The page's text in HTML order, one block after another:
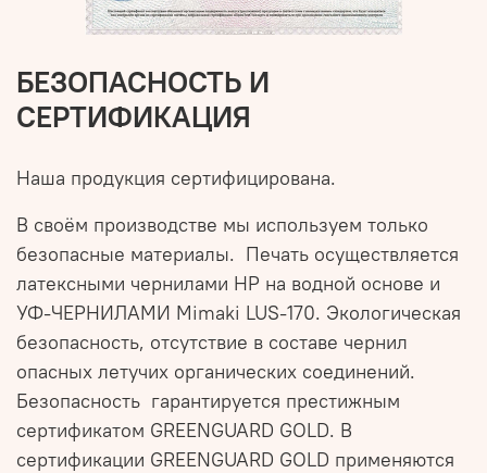
БЕЗОПАСНОСТЬ И
СЕРТИФИКАЦИЯ
Наша продукция сертифицирована.
В своём производстве мы используем только
безопасные материалы. Печать осуществляется
латексными чернилами HP на водной основе и
УФ-ЧЕРНИЛАМИ Mimaki LUS-170. Экологическая
безопасность, отсутствие в составе чернил
опасных летучих органических соединений.
Безопасность гарантируется престижным
сертификатом GREENGUARD GOLD. В
сертификации GREENGUARD GOLD применяются